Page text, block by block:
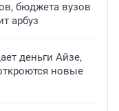
бюджета вузов
арбуз
деньги Айзе,
новые